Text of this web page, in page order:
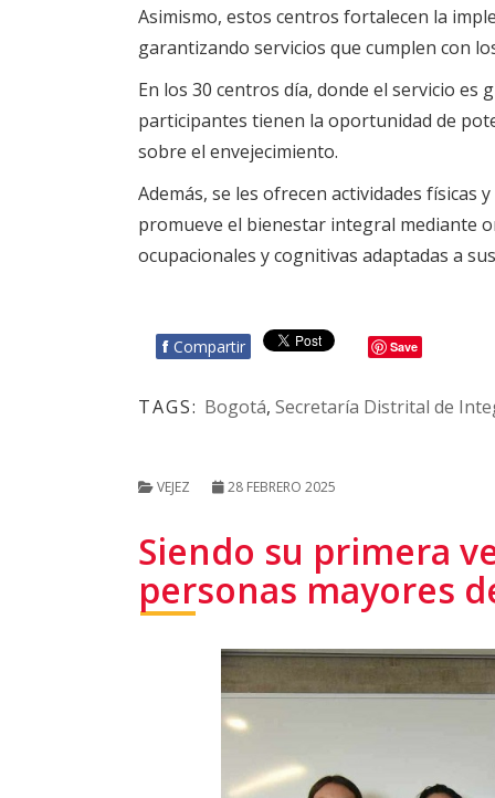
Asimismo, estos centros fortalecen la
garantizando servicios que cumplen con
En los 30 centros día, donde el servicio
participantes tienen la oportunidad de
sobre el envejecimiento.
Además, se les ofrecen actividades
promueve el bienestar integral mediante
ocupacionales y cognitivas adaptadas a
f Compartir Save
TAGS: Bogotá, Secretaría Distrital de
VEJEZ 28 FEBRERO 2025
Siendo su primera
personas mayores